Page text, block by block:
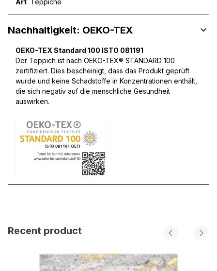
Art Teppiche
Nachhaltigkeit: OEKO-TEX
OEKO-TEX Standard 100 ISTO 081191
Der Teppich ist nach OEKO-TEX® STANDARD 100
zertifiziert. Dies bescheinigt, dass das Produkt geprüft
wurde und keine Schadstoffe in Konzentrationen enthält,
die sich negativ auf die menschliche Gesundheit
auswirken.
Recent product